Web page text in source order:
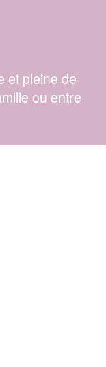
et pleine de
ou entre